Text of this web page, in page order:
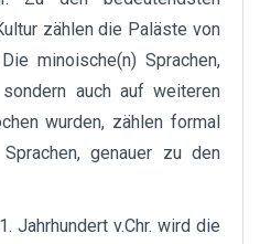
zählen die Paläste von
minoische(n) Sprachen,
auch auf weiteren
wurden, zählen formal
genauer zu den
Jahrhundert v.Chr. wird die